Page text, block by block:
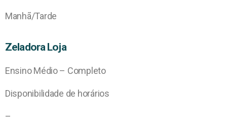
Manhã/Tarde
Zeladora Loja
Ensino Médio – Completo
Disponibilidade de horários
–